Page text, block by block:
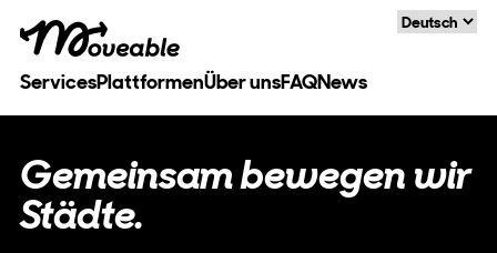
ServicesPlattformenÜber unsFAQNews
Language
Gemeinsam bewegen wir
Städte.